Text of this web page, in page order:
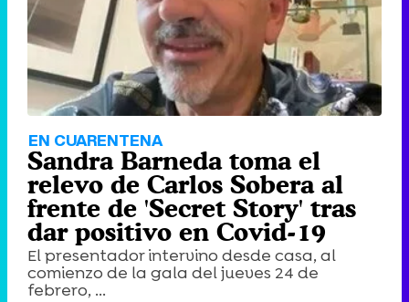
EN CUARENTENA
Sandra Barneda toma el
relevo de Carlos Sobera al
frente de 'Secret Story' tras
dar positivo en Covid-19
El presentador intervino desde casa, al
comienzo de la gala del jueves 24 de
febrero, ...